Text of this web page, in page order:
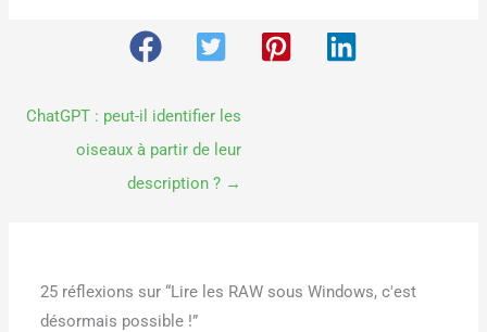
ChatGPT : peut-il identifier les
oiseaux à partir de leur
description ? →
25 réflexions sur “Lire les RAW sous Windows, c'est
désormais possible !”